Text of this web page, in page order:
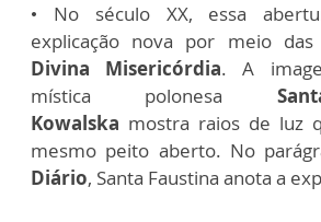
• No século XX, essa
explicação nova por meio das
Divina Misericórdia. A
mística polonesa
Kowalska mostra raios de luz
mesmo peito aberto. No
Diário, Santa Faustina anota a